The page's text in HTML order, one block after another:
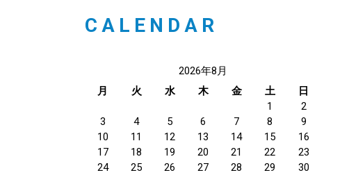
CALENDAR
2026年8月
月
火 水 木 金 土
日
1
2
3
4 5 6 7 8
9
10
11 12 13 14 15
16
17
18 19 20 21 22
23
24
25 26 27 28 29
30